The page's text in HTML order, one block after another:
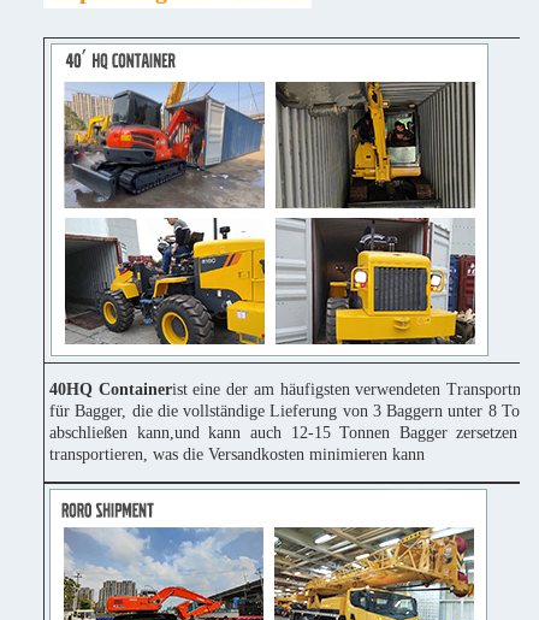
40HQ Containerist eine der am häufigsten verwendeten
für Bagger, die die vollständige Lieferung von 3 Baggern unter 8
abschließen kann,und kann auch 12-15 Tonnen Bagger zersetzen
transportieren, was die Versandkosten minimieren kann